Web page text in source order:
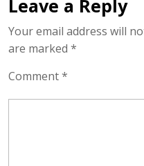
Leave a Reply
Your email address will
are marked *
Comment*